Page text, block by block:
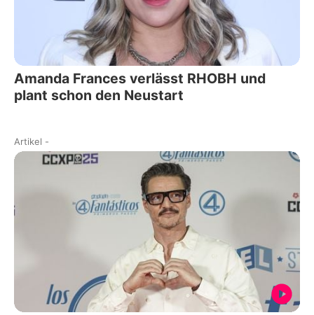
Amanda Frances verlässt RHOBH und
plant schon den Neustart
Artikel -